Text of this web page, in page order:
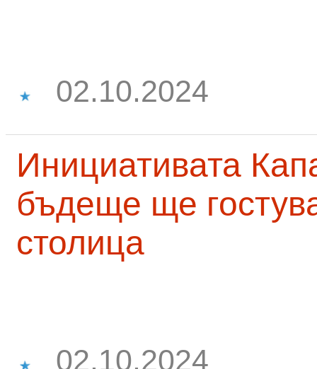
02.10.2024
Инициативата
бъдеще ще
столица
02.10.2024